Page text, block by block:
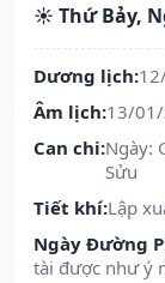
☀️ Thứ Bảy,
Dương lịch:
Âm lịch:13/
Can chi:Ngày:
Sửu
Tiết khí:Lập
Ngày Đường
tài được như ý